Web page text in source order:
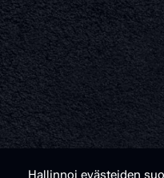
Hallinnoi evästeiden